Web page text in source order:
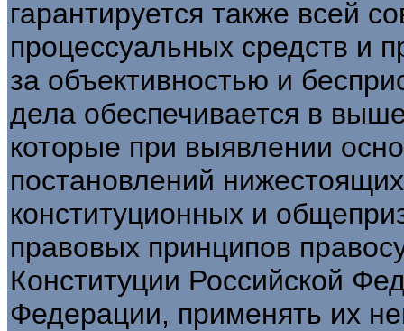
гарантируется также всей
процессуальных средств и
за объективностью и
дела обеспечивается в
которые при выявлении
постановлений
конституционных и
правовых принципов
Конституции Российской
Федерации, применять их